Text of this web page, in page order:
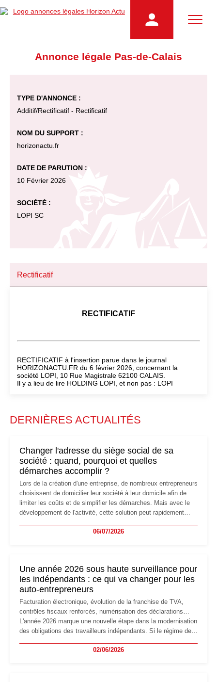
Annonce légale Pas-de-Calais
TYPE D'ANNONCE :
Additif/Rectificatif - Rectificatif
NOM DU SUPPORT :
horizonactu.fr
DATE DE PARUTION :
10 Février 2026
SOCIÉTÉ :
LOPI SC
Rectificatif
RECTIFICATIF
RECTIFICATIF à l'insertion parue dans le journal
HORIZONACTU.FR du 6 février 2026, concernant la
société LOPI, 10 Rue Magistrale 62100 CALAIS.
Il y a lieu de lire HOLDING LOPI, et non pas : LOPI
DERNIÈRES ACTUALITÉS
Changer l'adresse du siège social de sa
société : quand, pourquoi et quelles
démarches accomplir ?
Lors de la création d'une entreprise, de nombreux entrepreneurs
choisissent de domicilier leur société à leur domicile afin de
limiter les coûts et de simplifier les démarches. Mais avec le
développement de l'activité, cette solution peut rapidement
professionnels, recrutement, image de marque… Le
06/07/2026
Une année 2026 sous haute surveillance pour
les indépendants : ce qui va changer pour les
auto-entrepreneurs
Facturation électronique, évolution de la franchise de TVA,
contrôles fiscaux renforcés, numérisation des déclarations…
L'année 2026 marque une nouvelle étape dans la modernisation
des obligations des travailleurs indépendants. Si le régime de
les auto-entrepreneurs devront s'adapter à un environnement
02/06/2026